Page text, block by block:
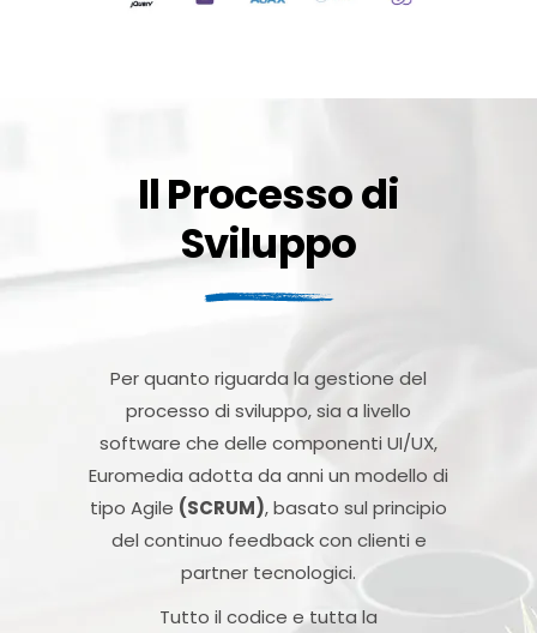
Il Processo di
Sviluppo
Per quanto riguarda la gestione del
processo di sviluppo, sia a livello
software che delle componenti UI/UX,
Euromedia adotta da anni un modello di
tipo Agile (SCRUM), basato sul principio
del continuo feedback con clienti e
partner tecnologici.
Tutto il codice e tutta la